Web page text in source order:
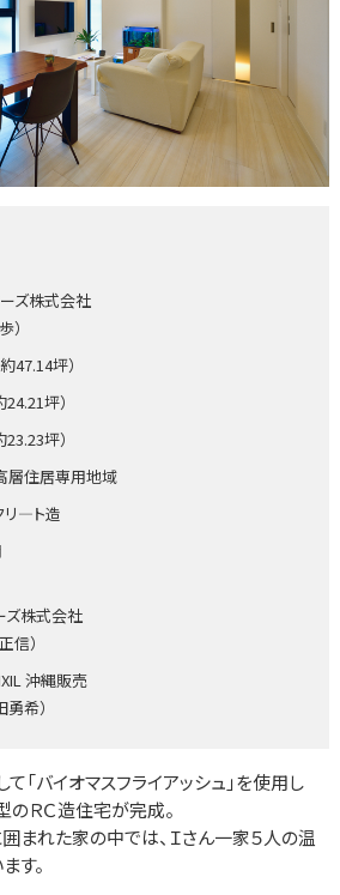
ズ株式会社
47.14坪）
坪）
坪）
層住居専用地域
―ト造
式会社
）
沖縄販売
）
「バイオマスフライアッシュ」を使用し
のＲＣ造住宅が完成。
まれた家の中では、Ｉさん一家５人の温
す。